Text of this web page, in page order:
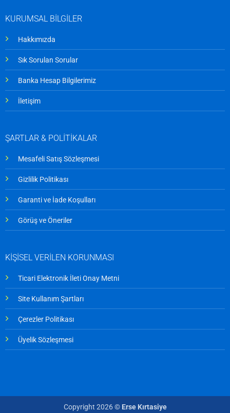
KURUMSAL BİLGİLER
Hakkımızda
Sık Sorulan Sorular
Banka Hesap Bilgilerimiz
İletişim
ŞARTLAR & POLİTİKALAR
Mesafeli Satış Sözleşmesi
Gizlilik Politikası
Garanti ve İade Koşulları
Görüş ve Öneriler
KİŞİSEL VERİLEN KORUNMASI
Ticari Elektronik İleti Onay Metni
Site Kullanım Şartları
Çerezler Politikası
Üyelik Sözleşmesi
Copyright 2026 © Erse Kırtasiye